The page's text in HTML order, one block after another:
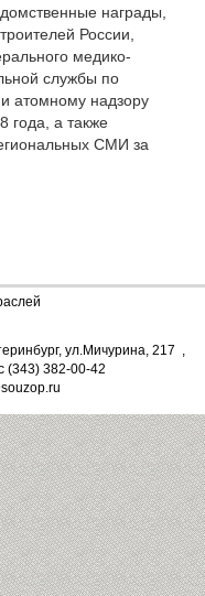
награды,
России,
медико-
службы по
и атомному надзору
года, а также
СМИ за
ул.Мичурина, 217 ,
(343) 382-00-42